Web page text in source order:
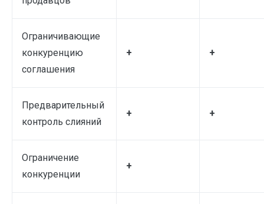
Ограничивающие
конкуренцию
соглашения
+ +
Предварительный
контроль слияний
+ +
Ограничение
конкуренции
+